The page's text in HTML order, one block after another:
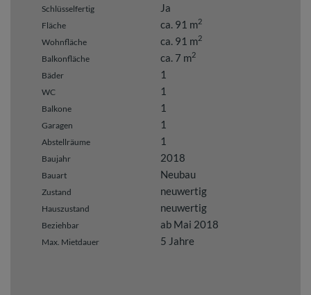
Schlüsselfertig Ja
Fläche ca. 91 m2
Wohnfläche ca. 91 m2
Balkonfläche ca. 7 m2
Bäder 1
WC 1
Balkone 1
Garagen 1
Abstellräume 1
Baujahr 2018
Bauart Neubau
Zustand neuwertig
Hauszustand neuwertig
Beziehbar ab Mai 2018
Max. Mietdauer 5 Jahre